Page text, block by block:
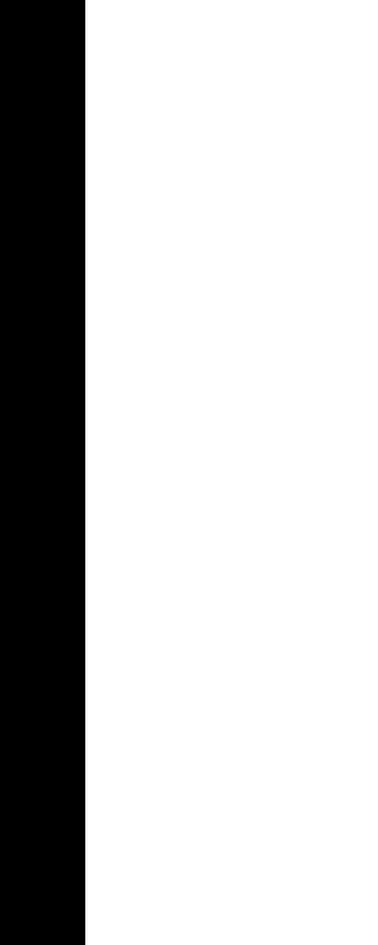
« LE
«